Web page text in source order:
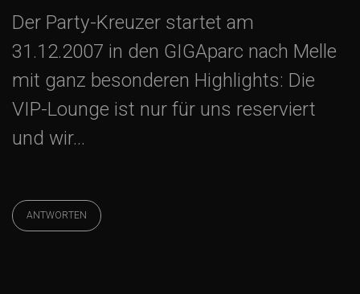
Der Party-Kreuzer startet am
31.12.2007 in den GIGAparc nach Melle
mit ganz besonderen Highlights: Die
VIP-Lounge ist nur für uns reserviert
und wir…
ANTWORTEN